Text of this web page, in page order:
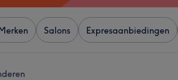
Salons Expresaanbiedingen